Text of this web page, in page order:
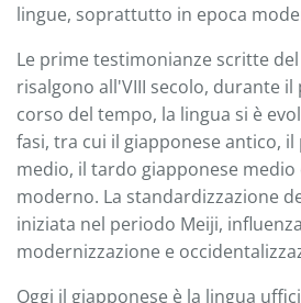
lingue, soprattutto in epoca
Le prime testimonianze scritte
risalgono all'VIII secolo, durante il
corso del tempo, la lingua si è
fasi, tra cui il giapponese antico,
medio, il tardo giapponese medio
moderno. La standardizzazione
iniziata nel periodo Meiji,
modernizzazione e
Oggi il giapponese è la lingua